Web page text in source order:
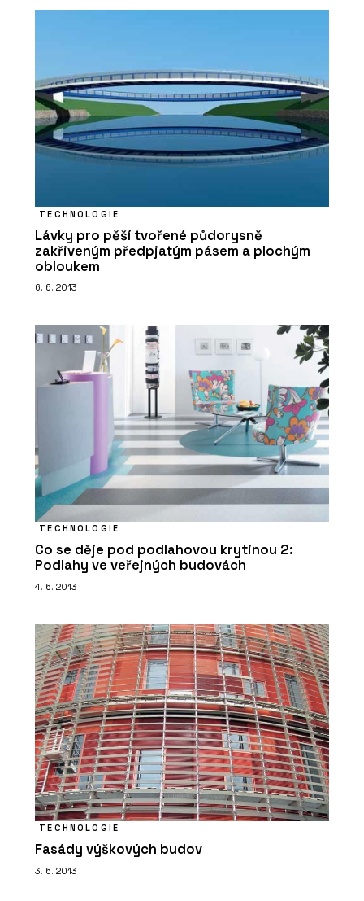
TECHNOLOGIE
Lávky pro pěší tvořené půdorysně
zakřiveným předpjatým pásem a plochým
obloukem
6. 6. 2013
TECHNOLOGIE
Co se děje pod podlahovou krytinou 2:
Podlahy ve veřejných budovách
4. 6. 2013
TECHNOLOGIE
Fasády výškových budov
3. 6. 2013